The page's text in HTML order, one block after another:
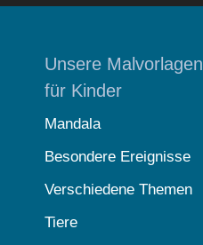
Unsere Malvorlagen
für Kinder
Mandala
Besondere Ereignisse
Verschiedene Themen
Tiere